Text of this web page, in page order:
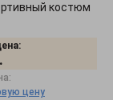
костюм
цену